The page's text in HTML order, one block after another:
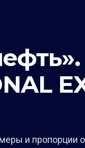
и пропорции